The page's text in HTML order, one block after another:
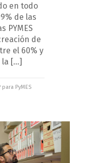
en todo
de las
PYMES
de
el 60% y
la […]
para PyMES